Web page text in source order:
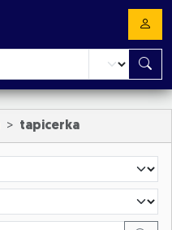
tapicerka